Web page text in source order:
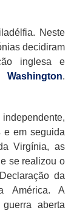
Neste
decidiram
inglesa e
.
e em seguida
Virgínia, as
se realizou o
da
América. A
aberta